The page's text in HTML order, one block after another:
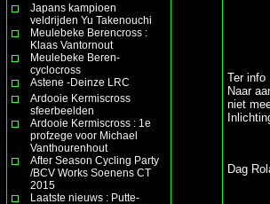
Japans kampioen
veldrijden Yu Takenouchi
Meulebeke Berencross :
Klaas Vantornout
Meulebeke Beren-
cyclocross
Astene -Deinze LRC
Ardooie Kermiscross
sfeerbeelden
Ardooie Kermiscross : 1e
profzege voor Michael
Vanthourenhout
After Season Cycling Party
/BCV Works Soenens CT
2015
Laatste nieuws : Putte-
Ter info
Naar
niet
Dag